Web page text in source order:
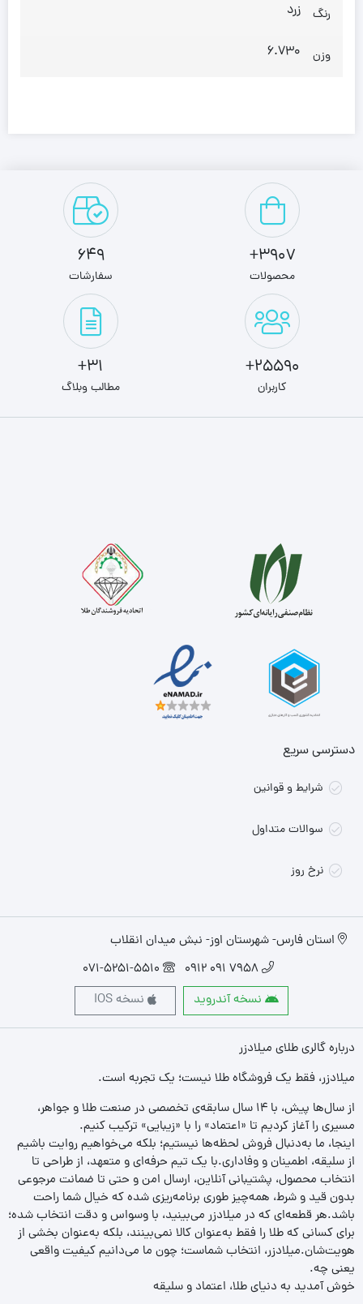
رنگ زرد
وزن 6.730
3907+
محصولات
649
سفارشات
25590+
کاربران
31+
مطالب وبلاگ
دسترسی سریع
شرایط و قوانین
سوالات متداول
نرخ روز
استان فارس- شهرستان اوز- نبش میدان انقلاب
7958 091 0912
071-5251-5510
نسخه آندروید
نسخه IOS
درباره گالری طلای میلادزر
میلادزر، فقط یک فروشگاه طلا نیست؛ یک تجربه‌ است.
از سال‌ها پیش، با ۱۴ سال سابقه‌ی تخصصی در صنعت طلا و جواهر،
مسیری را آغاز کردیم تا «اعتماد» را با «زیبایی» ترکیب کنیم.
اینجا، ما به‌دنبال فروش لحظه‌ها نیستیم؛ بلکه می‌خواهیم روایت باشیم
از سلیقه، اطمینان و وفاداری.با یک تیم حرفه‌ای و متعهد، از طراحی تا
انتخاب محصول، پشتیبانی آنلاین، ارسال امن و حتی تا ضمانت مرجوعی
بدون قید و شرط، همه‌چیز طوری برنامه‌ریزی شده که خیال شما راحت
باشد.هر قطعه‌ای که در میلادزر می‌بینید، با وسواس و دقت انتخاب شده؛
برای کسانی که طلا را فقط به‌عنوان کالا نمی‌بینند، بلکه به‌عنوان بخشی از
هویت‌شان.میلادزر، انتخاب شماست؛ چون ما می‌دانیم کیفیت واقعی
یعنی چه.
خوش آمدید به دنیای طلا، اعتماد و سلیقه